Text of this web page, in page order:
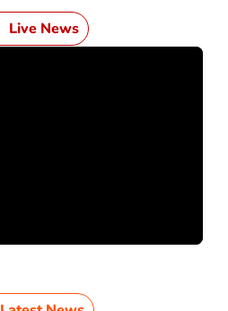
Live News